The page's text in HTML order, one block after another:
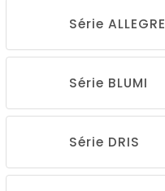
Série ALLEGRE
Série BLUMI
Série DRIS